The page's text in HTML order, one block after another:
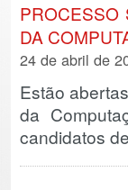
PROCESSO
DA
24 de abril de
Estão
da
candidatos